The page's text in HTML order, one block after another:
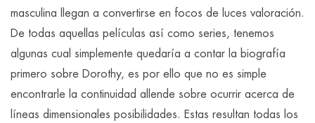
masculina llegan a convertirse en focos de luces valoración.
De todas aquellas películas así­ como series, tenemos
algunas cual simplemente quedaría a contar la biografía
primero sobre Dorothy, es por ello que no es simple
encontrarle la continuidad allende sobre ocurrir acerca de
líneas dimensionales posibilidades. Estas resultan todas los